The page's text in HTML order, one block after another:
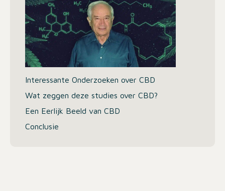
Interessante Onderzoeken over CBD
Wat zeggen deze studies over CBD?
Een Eerlijk Beeld van CBD
Conclusie